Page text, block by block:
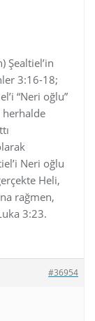
Şealtiel’in
3:16-18;
“Neri oğlu”
herhalde
Neri oğlu
Heli,
rağmen,
3:23.
#36954